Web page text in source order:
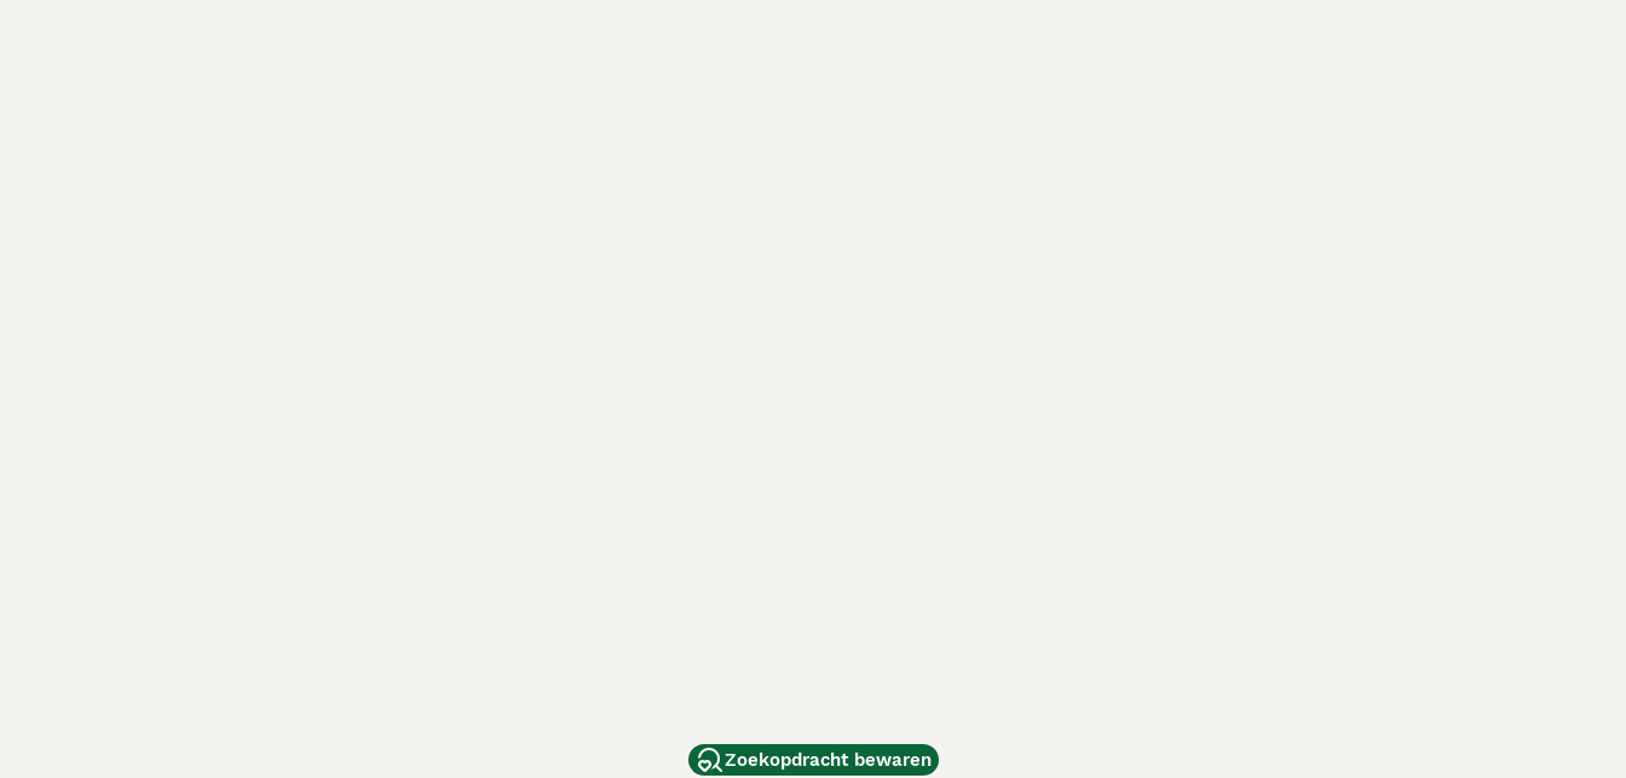
Zoekopdracht bewaren